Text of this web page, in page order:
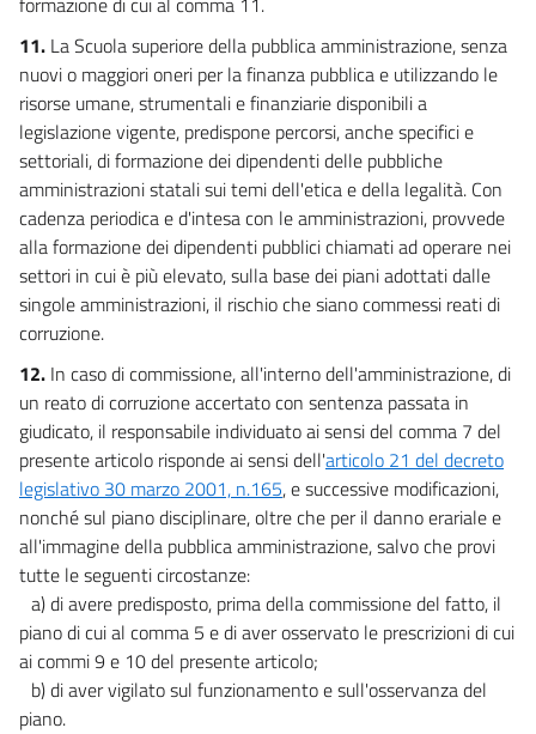
11. La Scuola superiore della pubblica amministrazione, senza
nuovi o maggiori oneri per la finanza pubblica e utilizzando le
risorse umane, strumentali e finanziarie disponibili a
legislazione vigente, predispone percorsi, anche specifici e
settoriali, di formazione dei dipendenti delle pubbliche
amministrazioni statali sui temi dell'etica e della legalità. Con
cadenza periodica e d'intesa con le amministrazioni, provvede
alla formazione dei dipendenti pubblici chiamati ad operare nei
settori in cui è più elevato, sulla base dei piani adottati dalle
singole amministrazioni, il rischio che siano commessi reati di
corruzione.
12. In caso di commissione, all'interno dell'amministrazione, di
un reato di corruzione accertato con sentenza passata in
giudicato, il responsabile individuato ai sensi del comma 7 del
presente articolo risponde ai sensi dell'articolo 21 del decreto
legislativo 30 marzo 2001, n.165, e successive modificazioni,
nonché sul piano disciplinare, oltre che per il danno erariale e
all'immagine della pubblica amministrazione, salvo che provi
tutte le seguenti circostanze:
a) di avere predisposto, prima della commissione del fatto, il
piano di cui al comma 5 e di aver osservato le prescrizioni di cui
ai commi 9 e 10 del presente articolo;
b) di aver vigilato sul funzionamento e sull'osservanza del
piano.